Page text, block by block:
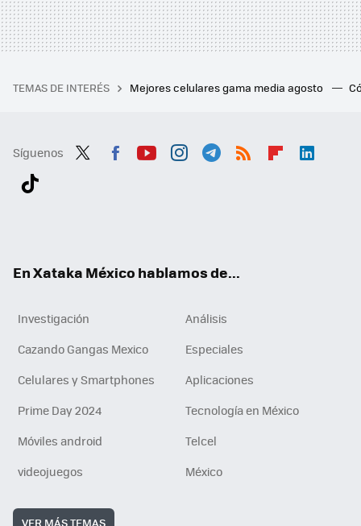
TEMAS DE INTERÉS Mejores celulares gama media agosto
Síguenos
En Xataka México hablamos de...
Investigación
Análisis
Cazando Gangas Mexico
Especiales
Celulares y Smartphones
Aplicaciones
Prime Day 2024
Tecnología en México
Móviles android
Telcel
videojuegos
México
VER MÁS TEMAS